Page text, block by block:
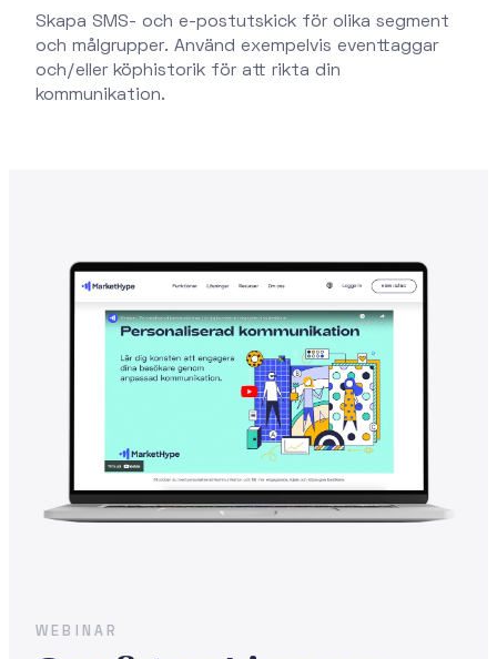
Skapa SMS- och e-postutskick för olika segment
och målgrupper. Använd exempelvis eventtaggar
och/eller köphistorik för att rikta din
kommunikation.
WEBINAR